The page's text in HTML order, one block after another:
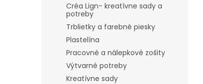
Créa Lign- kreatívne sady a
potreby
Trblietky a farebné piesky
Plastelína
Pracovné a nálepkové zošity
Výtvarné potreby
Kreatívne sady